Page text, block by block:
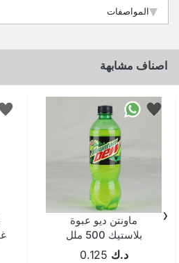
المواصفات
اصناف مشابهة
ماونتن ديو عبوة
بلاستيك 500 ملل
د.ك 0.125
‹